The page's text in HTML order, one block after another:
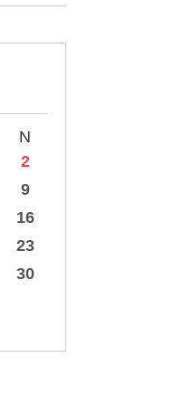
N
2
9
16
23
30